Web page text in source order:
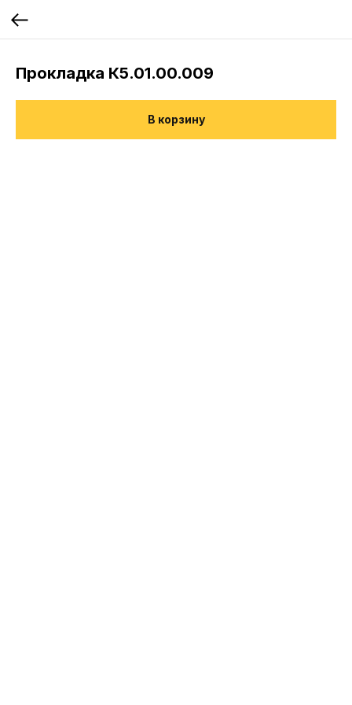
Прокладка К5.01.00.009
В корзину